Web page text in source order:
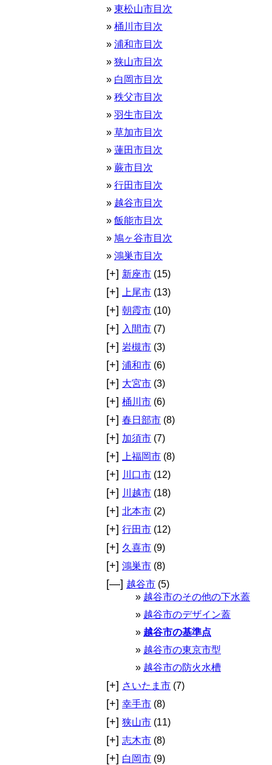
東松山市目次
桶川市目次
浦和市目次
狭山市目次
白岡市目次
秩父市目次
羽生市目次
草加市目次
蓮田市目次
蕨市目次
行田市目次
越谷市目次
飯能市目次
鳩ヶ谷市目次
鴻巣市目次
[+] 新座市 (15)
[+] 上尾市 (13)
[+] 朝霞市 (10)
[+] 入間市 (7)
[+] 岩槻市 (3)
[+] 浦和市 (6)
[+] 大宮市 (3)
[+] 桶川市 (6)
[+] 春日部市 (8)
[+] 加須市 (7)
[+] 上福岡市 (8)
[+] 川口市 (12)
[+] 川越市 (18)
[+] 北本市 (2)
[+] 行田市 (12)
[+] 久喜市 (9)
[+] 鴻巣市 (8)
[—] 越谷市 (5)
越谷市のその他の下水蓋
越谷市のデザイン蓋
越谷市の基準点
越谷市の東京市型
越谷市の防火水槽
[+] さいたま市 (7)
[+] 幸手市 (8)
[+] 狭山市 (11)
[+] 志木市 (8)
[+] 白岡市 (9)